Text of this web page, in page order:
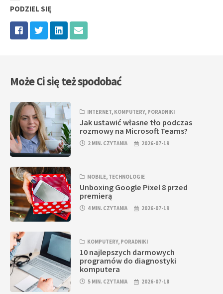
PODZIEL SIĘ
Może Ci się też spodobać
INTERNET, KOMPUTERY, PORADNIKI
Jak ustawić własne tło podczas
rozmowy na Microsoft Teams?
2 MIN. CZYTANIA 2026-07-19
MOBILE, TECHNOLOGIE
Unboxing Google Pixel 8 przed
premierą
4 MIN. CZYTANIA 2026-07-19
KOMPUTERY, PORADNIKI
10 najlepszych darmowych
programów do diagnostyki
komputera
5 MIN. CZYTANIA 2026-07-18